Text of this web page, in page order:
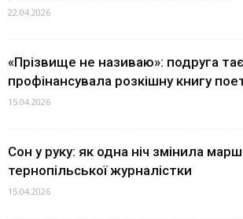
22.04.2026
«Прізвище не називаю»: подруга
профінансувала розкішну книгу
15.04.2026
Сон у руку: як одна ніч змінила
тернопільської журналістки
15.04.2026